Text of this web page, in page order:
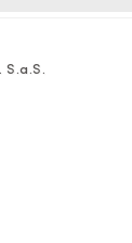
S.a.S.